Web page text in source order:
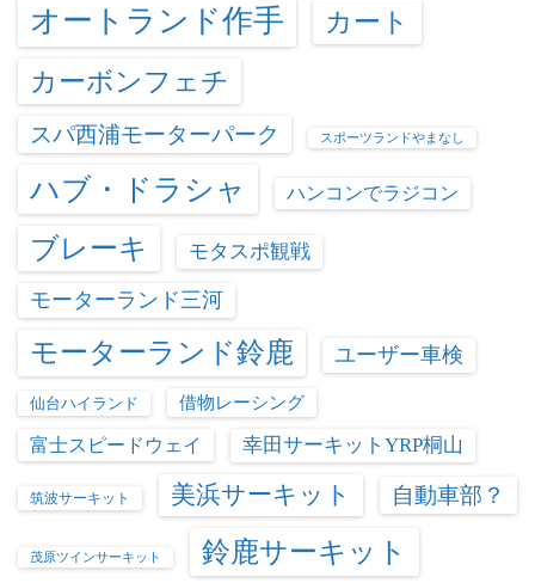
オートランド作手
カート
カーボンフェチ
スパ西浦モーターパーク スポーツランドやまなし
ハブ・ドラシャ ハンコンでラジコン
ブレーキ モタスポ観戦
モーターランド三河
モーターランド鈴鹿 ユーザー車検
仙台ハイランド 借物レーシング
富士スピードウェイ 幸田サーキットYRP桐山
筑波サーキット 美浜サーキット 自動車部？
茂原ツインサーキット 鈴鹿サーキット